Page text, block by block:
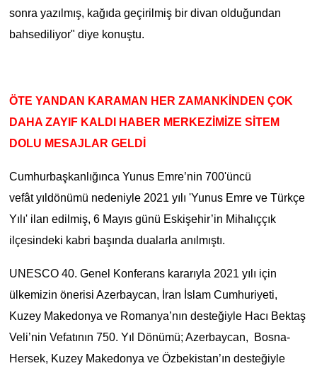
sonra yazılmış, kağıda geçirilmiş bir divan olduğundan
bahsediliyor" diye konuştu.
ÖTE YANDAN KARAMAN HER ZAMANKİNDEN ÇOK
DAHA ZAYIF KALDI HABER MERKEZİMİZE SİTEM
DOLU MESAJLAR GELDİ
Cumhurbaşkanlığınca Yunus Emre’nin 700'üncü
vefât yıldönümü nedeniyle 2021 yılı 'Yunus Emre ve Türkçe
Yılı' ilan edilmiş, 6 Mayıs günü Eskişehir’in Mihalıççık
ilçesindeki kabri başında dualarla anılmıştı.
UNESCO 40. Genel Konferans kararıyla 2021 yılı için
ülkemizin önerisi Azerbaycan, İran İslam Cumhuriyeti,
Kuzey Makedonya ve Romanya’nın desteğiyle Hacı Bektaş
Veli’nin Vefatının 750. Yıl Dönümü; Azerbaycan, Bosna-
Hersek, Kuzey Makedonya ve Özbekistan’ın desteğiyle